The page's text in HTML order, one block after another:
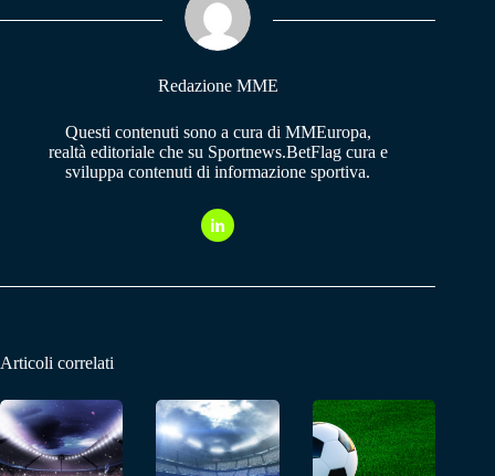
pp m
Redazione MME
Questi contenuti sono a cura di MMEuropa,
realtà editoriale che su Sportnews.BetFlag cura e
sviluppa contenuti di informazione sportiva.
Articoli correlati